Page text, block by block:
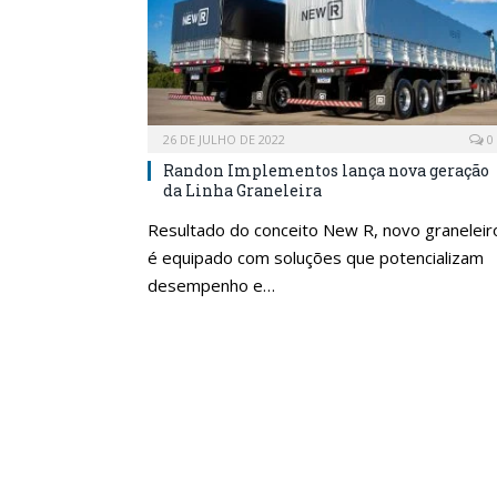
26 DE JULHO DE 2022 0
Randon Implementos lança nova geração
da Linha Graneleira
Resultado do conceito New R, novo
é equipado com soluções que potencializam
desempenho e…